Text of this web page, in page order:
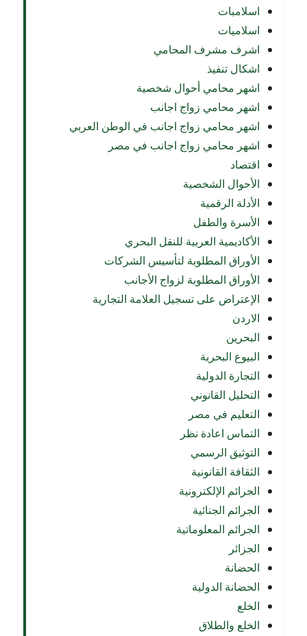
اسلامبات
اسلاميات
اشرف مشرف المحامي
اشكال تنفيذ
اشهر محامي أحوال شخصية
اشهر محامي زواج اجانب
اشهر محامي زواج اجانب في الوطن العربي
اشهر محامي زواج اجانب في مصر
اقتصاد
الأحوال الشخصية
الأدلة الرقمية
الأسرة والطفل
الأكاديمية العربية للنقل البحري
الأوراق المطلوبة لتأسيس الشركات
الأوراق المطلوبة لزواج الأجانب
الإعتراض على تسجيل العلامة التجارية
الاردن
البحرين
البيوع البحرية
التجارة الدولية
التحليل القانوني
التعليم في مصر
التماس اعادة نظر
التوثيق الرسمي
الثقافة القانونية
الجرائم الإلكترونية
الجرائم الجنائية
الجرائم المعلوماتية
الجزائر
الحضانة
الحضانة الدولية
الخلع
الخلع والطلاق